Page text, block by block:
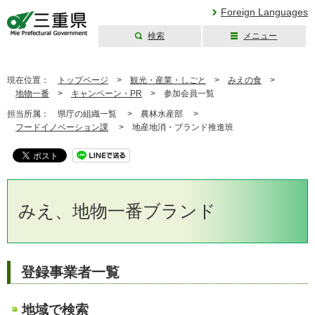
Foreign Languages
検索 メニュー
現在位置： トップページ > 観光・産業・しごと > みえの食 >
地物一番 > キャンペーン・PR > 参加会員一覧
担当所属： 県庁の組織一覧 > 農林水産部 >
フードイノベーション課 > 地産地消・ブランド推進班
みえ、地物一番ブランド
登録事業者一覧
地域で検索